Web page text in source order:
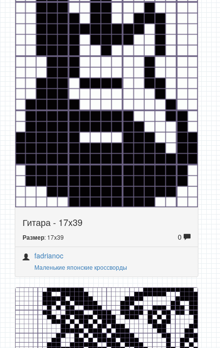
Гитара - 17x39
Размер: 17x39
0
fadrianoc
Маленькие японские кроссворды